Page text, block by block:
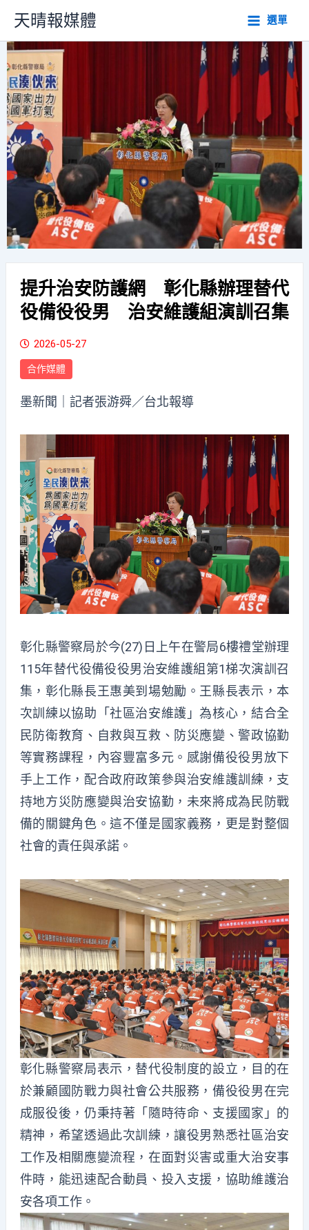
主
要
內
容
天晴報媒體 選單
提升治安防護網 彰化縣辦理替代
役備役役男 治安維護組演訓召集
2026-05-27
合作媒體
墨新聞 ｜記者張游舜／台北報導
彰化縣警察局於今(27)日上午在警局6樓禮堂辦理
115年替代役備役役男治安維護組第1梯次演訓召
集，彰化縣長王惠美到場勉勵。王縣長表示，本
次訓練以協助「社區治安維護」為核心，結合全
民防衛教育、自救與互救、防災應變、警政協勤
等實務課程，內容豐富多元。感謝備役役男放下
手上工作，配合政府政策參與治安維護訓練，支
持地方災防應變與治安協勤，未來將成為民防戰
備的關鍵角色。這不僅是國家義務，更是對整個
社會的責任與承諾。
彰化縣警察局表示，替代役制度的設立，目的在
於兼顧國防戰力與社會公共服務，備役役男在完
成服役後，仍秉持著「隨時待命、支援國家」的
精神，希望透過此次訓練，讓役男熟悉社區治安
工作及相關應變流程，在面對災害或重大治安事
件時，能迅速配合動員、投入支援，協助維護治
安各項工作。